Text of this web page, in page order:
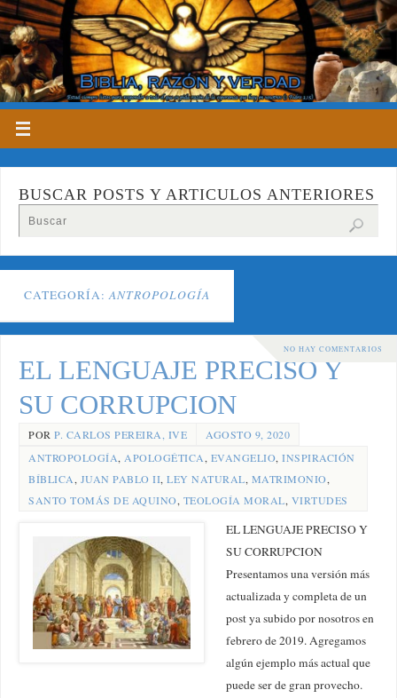
BUSCAR POSTS Y ARTICULOS ANTERIORES
CATEGORÍA:ANTROPOLOGÍA
NO HAY COMENTARIOS
EL LENGUAJE PRECISO Y
SU CORRUPCION
PORP. CARLOS PEREIRA, IVE
AGOSTO 9, 2020
ANTROPOLOGÍA, APOLOGÉTICA, EVANGELIO,INSPIRACIÓN
BÍBLICA, JUAN PABLO II,LEY NATURAL, MATRIMONIO,
SANTO TOMÁS DE AQUINO, TEOLOGÍA MORAL, VIRTUDES
EL LENGUAJE PRECISO Y
SU CORRUPCION
Presentamos una versión más
actualizada y completa de un
post ya subido por nosotros en
febrero de 2019. Agregamos
algún ejemplo más actual que
puede ser de gran provecho.